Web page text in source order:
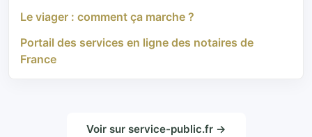
Le viager : comment ça marche ?
Portail des services en ligne des notaires de
France
Voir sur service-public.fr →